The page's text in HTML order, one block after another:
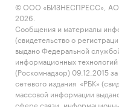
рынков. Узкая
своевременно
изменения
обеспечивать
текущим реалиям.
За 10 лет работы
© ООО «БИЗНЕСПРЕСС»,
2026.
Сообщения и материалы
(свидетельство о
выдано Федеральной
информационных
(Роскомнадзор) 09.12.2015
сетевого издания «РБК»
массовой информации
сфере связи,